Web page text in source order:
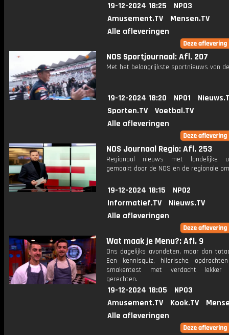
19-12-2024 18:25
NPO3
Amusement.TV
Mensen.TV
Alle afleveringen
NOS Sportjournaal: Afl. 207
Met het belangrijkste sportnieuws van
19-12-2024 18:20 NPO1
Sporten.TV
Voetbal.TV
Alle afleveringen
NOS Journaal Regio: Afl. 253
Regionaal nieuws met landelijke
gemaakt door de NOS en de regionale
19-12-2024 18:15
NPO2
Informatief.TV
Nieuws.TV
Alle afleveringen
Wat maak je Menu?: Afl. 9
Ons dagelijks avondeten, maar dan
Een kennisquiz, hilarische
smakentest met verdacht lekker
gerechten.
19-12-2024 18:05
NPO3
Amusement.TV
Kook.TV
Alle afleveringen